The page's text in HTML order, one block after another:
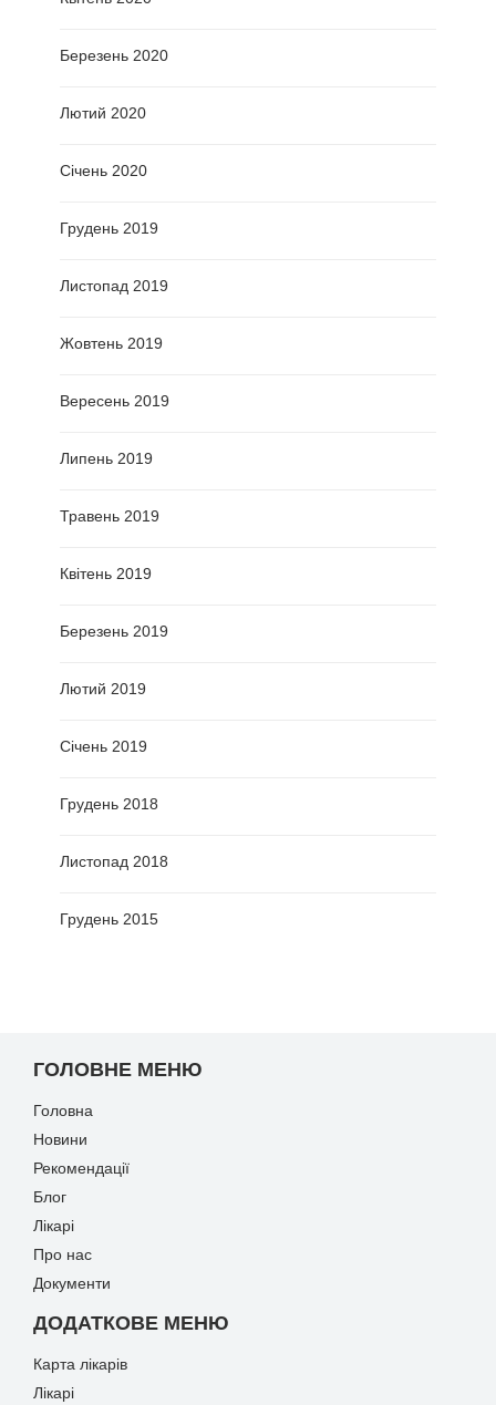
Березень 2020
Лютий 2020
Січень 2020
Грудень 2019
Листопад 2019
Жовтень 2019
Вересень 2019
Липень 2019
Травень 2019
Квітень 2019
Березень 2019
Лютий 2019
Січень 2019
Грудень 2018
Листопад 2018
Грудень 2015
ГОЛОВНЕ МЕНЮ
Головна
Новини
Рекомендації
Блог
Лікарі
Про нас
Документи
ДОДАТКОВЕ МЕНЮ
Карта лікарів
Лікарі